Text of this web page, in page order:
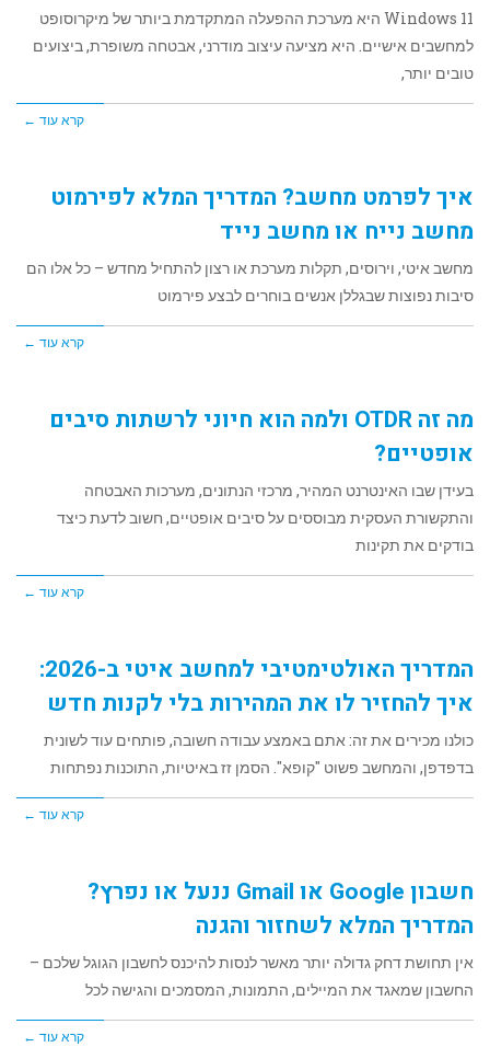
Windows 11 היא מערכת ההפעלה המתקדמת ביותר של מיקרוסופט
למחשבים אישיים. היא מציעה עיצוב מודרני, אבטחה משופרת, ביצועים
טובים יותר,
קרא עוד ←
איך לפרמט מחשב? המדריך המלא לפירמוט
מחשב נייח או מחשב נייד
מחשב איטי, וירוסים, תקלות מערכת או רצון להתחיל מחדש – כל אלו הם
סיבות נפוצות שבגללן אנשים בוחרים לבצע פירמוט
קרא עוד ←
מה זה OTDR ולמה הוא חיוני לרשתות סיבים
אופטיים?
בעידן שבו האינטרנט המהיר, מרכזי הנתונים, מערכות האבטחה
והתקשורת העסקית מבוססים על סיבים אופטיים, חשוב לדעת כיצד
בודקים את תקינות
קרא עוד ←
המדריך האולטימטיבי למחשב איטי ב-2026:
איך להחזיר לו את המהירות בלי לקנות חדש
כולנו מכירים את זה: אתם באמצע עבודה חשובה, פותחים עוד לשונית
בדפדפן, והמחשב פשוט "קופא". הסמן זז באיטיות, התוכנות נפתחות
קרא עוד ←
חשבון Google או Gmail ננעל או נפרץ?
המדריך המלא לשחזור והגנה
אין תחושת דחק גדולה יותר מאשר לנסות להיכנס לחשבון הגוגל שלכם –
החשבון שמאגד את המיילים, התמונות, המסמכים והגישה לכל
קרא עוד ←